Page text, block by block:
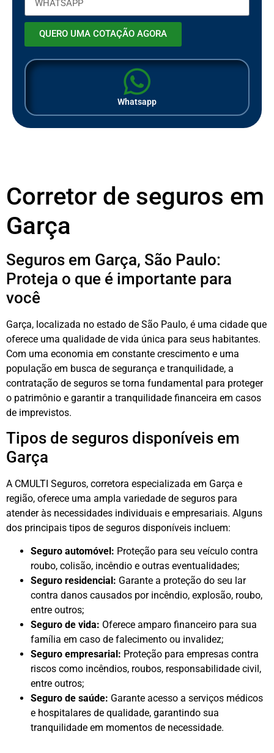
QUERO UMA COTAÇÃO AGORA
Whatsapp
Corretor de seguros em
Garça
Seguros em Garça, São Paulo:
Proteja o que é importante para
você
Garça, localizada no estado de São Paulo, é uma cidade que
oferece uma qualidade de vida única para seus habitantes.
Com uma economia em constante crescimento e uma
população em busca de segurança e tranquilidade, a
contratação de seguros se torna fundamental para proteger
o patrimônio e garantir a tranquilidade financeira em casos
de imprevistos.
Tipos de seguros disponíveis em
Garça
A CMULTI Seguros, corretora especializada em Garça e
região, oferece uma ampla variedade de seguros para
atender às necessidades individuais e empresariais. Alguns
dos principais tipos de seguros disponíveis incluem:
Seguro automóvel: Proteção para seu veículo contra
roubo, colisão, incêndio e outras eventualidades;
Seguro residencial: Garante a proteção do seu lar
contra danos causados por incêndio, explosão, roubo,
entre outros;
Seguro de vida: Oferece amparo financeiro para sua
família em caso de falecimento ou invalidez;
Seguro empresarial: Proteção para empresas contra
riscos como incêndios, roubos, responsabilidade civil,
entre outros;
Seguro de saúde: Garante acesso a serviços médicos
e hospitalares de qualidade, garantindo sua
tranquilidade em momentos de necessidade.